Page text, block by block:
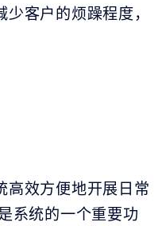
客户的烦躁程度，
高效方便地开展日常
系统的一个重要功